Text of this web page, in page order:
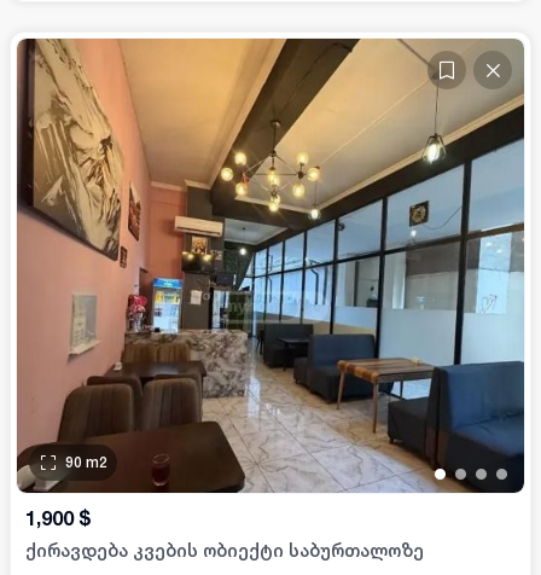
•• • •
90 m2
1,900 $
ქირავდება კვების ობიექტი საბურთალოზე